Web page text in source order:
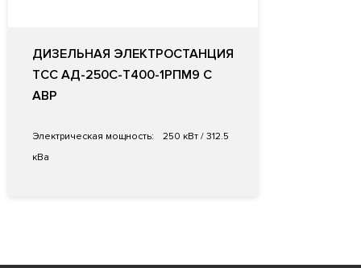
ДИЗЕЛЬНАЯ ЭЛЕКТРОСТАНЦИЯ
ТСС АД-250С-Т400-1РПМ9 С
АВР
Электрическая мощность:
250 кВт / 312.5
кВа